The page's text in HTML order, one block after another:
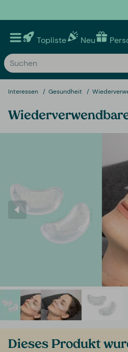
Topliste Neu
Interessen Gesundheit
Dieses Produkt